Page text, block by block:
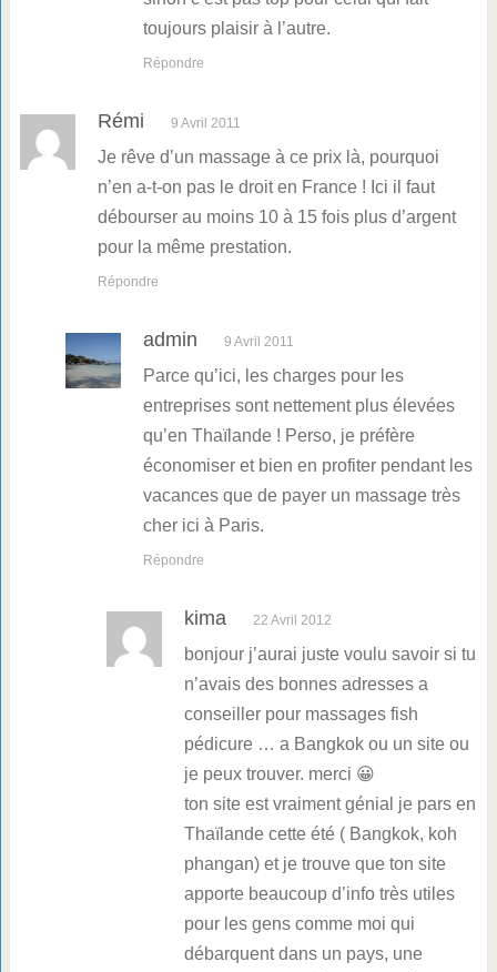
toujours plaisir à l’autre.
Répondre
Rémi 9 Avril 2011
Je rêve d’un massage à ce prix là, pourquoi
n’en a-t-on pas le droit en France ! Ici il faut
débourser au moins 10 à 15 fois plus d’argent
pour la même prestation.
Répondre
admin 9 Avril 2011
Parce qu’ici, les charges pour les
entreprises sont nettement plus élevées
qu’en Thaïlande ! Perso, je préfère
économiser et bien en profiter pendant les
vacances que de payer un massage très
cher ici à Paris.
Répondre
kima 22 Avril 2012
bonjour j’aurai juste voulu savoir si tu
n’avais des bonnes adresses a
conseiller pour massages fish
pédicure … a Bangkok ou un site ou
je peux trouver. merci 😀
ton site est vraiment génial je pars en
Thaïlande cette été ( Bangkok, koh
phangan) et je trouve que ton site
apporte beaucoup d’info très utiles
pour les gens comme moi qui
débarquent dans un pays, une